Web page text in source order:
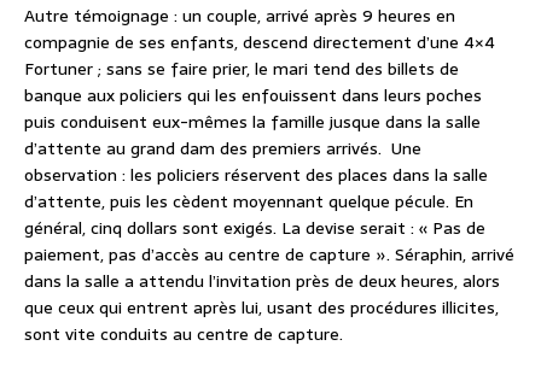
Autre témoignage : un couple, arrivé après 9 heures en
compagnie de ses enfants, descend directement d’une 4×4
Fortuner ; sans se faire prier, le mari tend des billets de
banque aux policiers qui les enfouissent dans leurs poches
puis conduisent eux-mêmes la famille jusque dans la salle
d’attente au grand dam des premiers arrivés. Une
observation : les policiers réservent des places dans la salle
d’attente, puis les cèdent moyennant quelque pécule. En
général, cinq dollars sont exigés. La devise serait : « Pas de
paiement, pas d’accès au centre de capture ». Séraphin, arrivé
dans la salle a attendu l’invitation près de deux heures, alors
que ceux qui entrent après lui, usant des procédures illicites,
sont vite conduits au centre de capture.